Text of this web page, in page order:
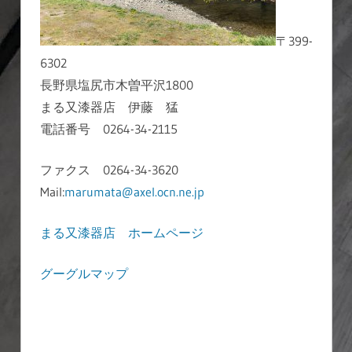
〒399-
6302
長野県塩尻市木曽平沢1800
まる又漆器店 伊藤 猛
電話番号 0264-34-2115
ファクス 0264-34-3620
Mail:marumata@axel.ocn.ne.jp
まる又漆器店 ホームページ
グーグルマップ